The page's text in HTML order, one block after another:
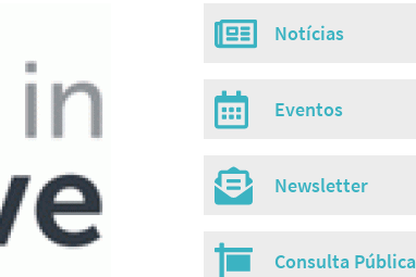
Misc
menu
Notícias
Eventos
Newsletter
Consulta Pública